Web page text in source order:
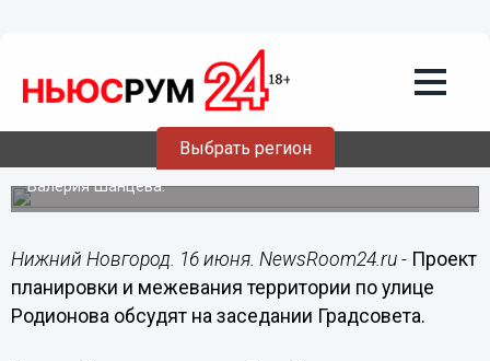
Выбрать регион
Проект планировки и межевания
территории по улице Родионова
обсудят 16 июня
Заседание Градостроительного совета Нижегородской
области пройдет под председательством Губернатора
Валерия Шанцева.
Нижний Новгород. 16 июня. NewsRoom24.ru - Проект
планировки и межевания территории по улице
Родионова обсудят на заседании Градсовета.